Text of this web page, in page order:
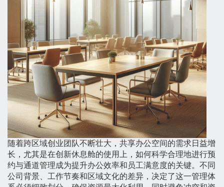
随着跨区域创业团队不断壮大，共享办公空间的需求日益增
长，尤其是在创新休息舱的使用上，如何科学合理地进行预
约与通道管理成为提升办公效率和员工满意度的关键。不同
公司背景、工作节奏和区域文化的差异，决定了这一管理体